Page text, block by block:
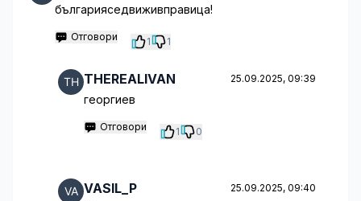
българияседвиживправица!
Отговори 1 1
THEREALIVAN 25.09.2025, 09:39
георгиев
Отговори 1 0
VASIL_P 25.09.2025, 09:40